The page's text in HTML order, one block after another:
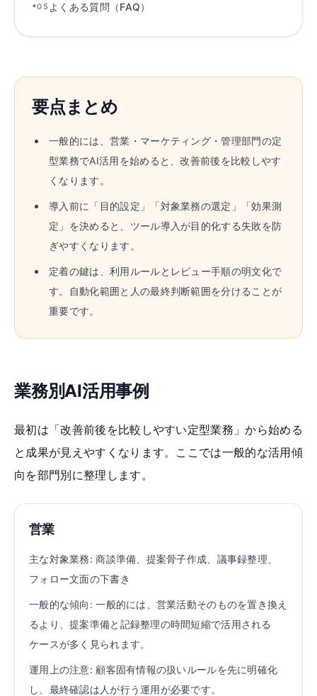
•05 よくある質問（FAQ）
要点まとめ
一般的には、営業・マーケティング・管理部門の定
型業務でAI活用を始めると、改善前後を比較しやす
くなります。
導入前に「目的設定」「対象業務の選定」「効果測
定」を決めると、ツール導入が目的化する失敗を防
ぎやすくなります。
定着の鍵は、利用ルールとレビュー手順の明文化で
す。自動化範囲と人の最終判断範囲を分けることが
重要です。
業務別AI活用事例
最初は「改善前後を比較しやすい定型業務」から始める
と成果が見えやすくなります。ここでは一般的な活用傾
向を部門別に整理します。
営業
主な対象業務:商談準備、提案骨子作成、議事録整理、
フォロー文面の下書き
一般的な傾向:一般的には、営業活動そのものを置き換え
るより、提案準備と記録整理の時間短縮で活用される
ケースが多く見られます。
運用上の注意: 顧客固有情報の扱いルールを先に明確化
し、最終確認は人が行う運用が必要です。